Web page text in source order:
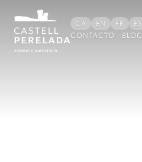
CA EN FR
ES
CONTACTO
BLOG